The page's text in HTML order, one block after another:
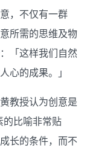
，不仅有一群
所需的思维及物
「这样我们自然
心的成果。」
教授认为创意是
的比喻非常贴
长的条件，而不